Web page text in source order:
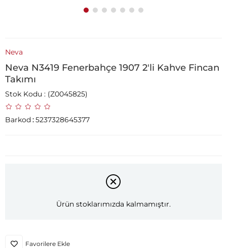
Neva
Neva N3419 Fenerbahçe 1907 2'li Kahve Fincan
Takımı
Stok Kodu (Z0045825)
Barkod:5237328645377
Ürün stoklarımızda kalmamıştır.
Favorilere Ekle